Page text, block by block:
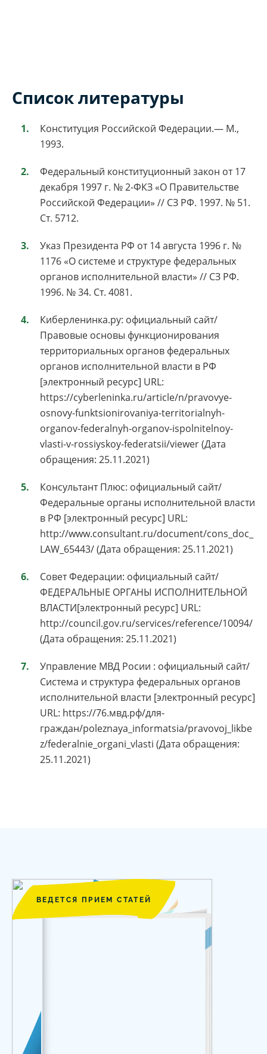
Список литературы
Конституция Российской Федерации.— М.,
1993.
Федеральный конституционный закон от 17
декабря 1997 г. № 2-ФКЗ «О Правительстве
Российской Федерации» // СЗ РФ. 1997. № 51.
Ст. 5712.
Указ Президента РФ от 14 августа 1996 г. №
1176 «О системе и структуре федеральных
органов исполнительной власти» // СЗ РФ.
1996. № 34. Ст. 4081.
Киберленинка.ру: официальный сайт/
Правовые основы функционирования
территориальных органов федеральных
органов исполнительной власти в РФ
[электронный ресурс] URL:
https://cyberleninka.ru/article/n/pravovye-
osnovy-funktsionirovaniya-territorialnyh-
organov-federalnyh-organov-ispolnitelnoy-
vlasti-v-rossiyskoy-federatsii/viewer (Дата
обращения: 25.11.2021)
Консультант Плюс: официальный сайт/
Федеральные органы исполнительной власти
в РФ [электронный ресурс] URL:
http://www.consultant.ru/document/cons_doc_
LAW_65443/ (Дата обращения: 25.11.2021)
Совет Федерации: официальный сайт/
ФЕДЕРАЛЬНЫЕ ОРГАНЫ ИСПОЛНИТЕЛЬНОЙ
ВЛАСТИ[электронный ресурс] URL:
http://council.gov.ru/services/reference/10094/
(Дата обращения: 25.11.2021)
Управление МВД Росии : официальный сайт/
Система и структура федеральных органов
исполнительной власти [электронный ресурс]
URL: https://76.мвд.рф/для-
граждан/poleznaya_informatsia/pravovoj_likbe
z/federalnie_organi_vlasti (Дата обращения:
25.11.2021)
ВЕДЕТСЯ ПРИЕМ СТАТЕЙ